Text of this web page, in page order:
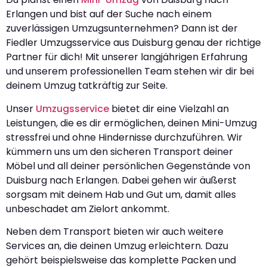
Erlangen und bist auf der Suche nach einem
zuverlässigen Umzugsunternehmen? Dann ist der
Fiedler Umzugsservice aus Duisburg genau der richtige
Partner für dich! Mit unserer langjährigen Erfahrung
und unserem professionellen Team stehen wir dir bei
deinem Umzug tatkräftig zur Seite.
Unser Umzugsservice bietet dir eine Vielzahl an
Leistungen, die es dir ermöglichen, deinen Mini-Umzug
stressfrei und ohne Hindernisse durchzuführen. Wir
kümmern uns um den sicheren Transport deiner
Möbel und all deiner persönlichen Gegenstände von
Duisburg nach Erlangen. Dabei gehen wir äußerst
sorgsam mit deinem Hab und Gut um, damit alles
unbeschadet am Zielort ankommt.
Neben dem Transport bieten wir auch weitere
Services an, die deinen Umzug erleichtern. Dazu
gehört beispielsweise das komplette Packen und